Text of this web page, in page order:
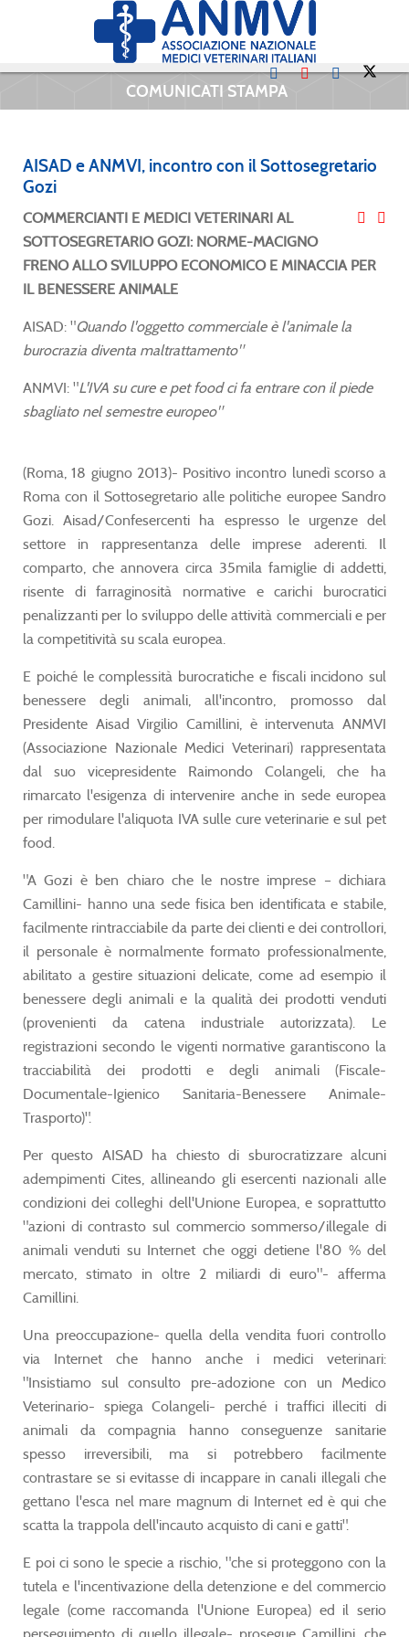
COMUNICATI STAMPA
AISAD e ANMVI, incontro con il Sottosegretario
Gozi
COMMERCIANTI E MEDICI VETERINARI AL
SOTTOSEGRETARIO GOZI: NORME-MACIGNO
FRENO ALLO SVILUPPO ECONOMICO E MINACCIA PER
IL BENESSERE ANIMALE
AISAD: "Quando l'oggetto commerciale è l'animale la
burocrazia diventa maltrattamento"
ANMVI: "L'IVA su cure e pet food ci fa entrare con il piede
sbagliato nel semestre europeo"
(Roma, 18 giugno 2013)- Positivo incontro lunedì scorso a
Roma con il Sottosegretario alle politiche europee Sandro
Gozi. Aisad/Confesercenti ha espresso le urgenze del
settore in rappresentanza delle imprese aderenti. Il
comparto, che annovera circa 35mila famiglie di addetti,
risente di farraginosità normative e carichi burocratici
penalizzanti per lo sviluppo delle attività commerciali e per
la competitività su scala europea.
E poiché le complessità burocratiche e fiscali incidono sul
benessere degli animali, all'incontro, promosso dal
Presidente Aisad Virgilio Camillini, è intervenuta ANMVI
(Associazione Nazionale Medici Veterinari) rappresentata
dal suo vicepresidente Raimondo Colangeli, che ha
rimarcato l'esigenza di intervenire anche in sede europea
per rimodulare l'aliquota IVA sulle cure veterinarie e sul pet
food.
"A Gozi è ben chiaro che le nostre imprese – dichiara
Camillini- hanno una sede fisica ben identificata e stabile,
facilmente rintracciabile da parte dei clienti e dei controllori,
il personale è normalmente formato professionalmente,
abilitato a gestire situazioni delicate, come ad esempio il
benessere degli animali e la qualità dei prodotti venduti
(provenienti da catena industriale autorizzata). Le
registrazioni secondo le vigenti normative garantiscono la
tracciabilità dei prodotti e degli animali (Fiscale-
Documentale-Igienico Sanitaria-Benessere Animale-
Trasporto)".
Per questo AISAD ha chiesto di sburocratizzare alcuni
adempimenti Cites, allineando gli esercenti nazionali alle
condizioni dei colleghi dell'Unione Europea, e soprattutto
"azioni di contrasto sul commercio sommerso/illegale di
animali venduti su Internet che oggi detiene l'80 % del
mercato, stimato in oltre 2 miliardi di euro"- afferma
Camillini.
Una preoccupazione- quella della vendita fuori controllo
via Internet che hanno anche i medici veterinari:
"Insistiamo sul consulto pre-adozione con un Medico
Veterinario- spiega Colangeli- perché i traffici illeciti di
animali da compagnia hanno conseguenze sanitarie
spesso irreversibili, ma si potrebbero facilmente
contrastare se si evitasse di incappare in canali illegali che
gettano l'esca nel mare magnum di Internet ed è qui che
scatta la trappola dell'incauto acquisto di cani e gatti".
E poi ci sono le specie a rischio, "che si proteggono con la
tutela e l'incentivazione della detenzione e del commercio
legale (come raccomanda l'Unione Europea) ed il serio
perseguimento di quello illegale- prosegue Camillini, che